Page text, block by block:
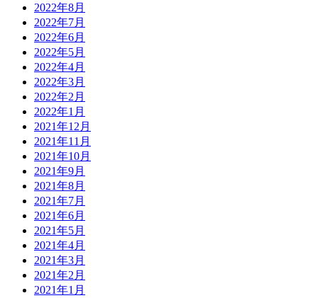
2022年8月
2022年7月
2022年6月
2022年5月
2022年4月
2022年3月
2022年2月
2022年1月
2021年12月
2021年11月
2021年10月
2021年9月
2021年8月
2021年7月
2021年6月
2021年5月
2021年4月
2021年3月
2021年2月
2021年1月